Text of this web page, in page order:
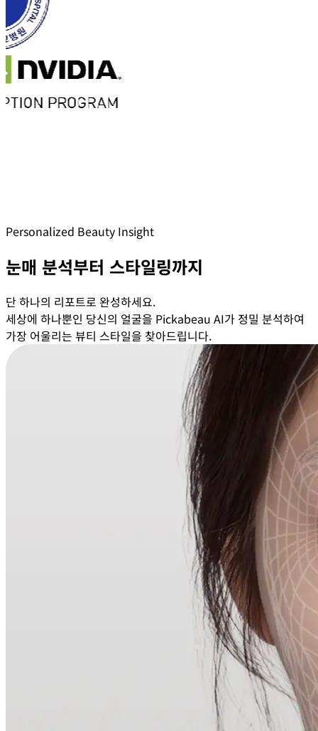
Personalized Beauty Insight
눈매 분석부터 스타일링까지
단 하나의 리포트로 완성하세요.
세상에 하나뿐인 당신의 얼굴을 Pickabeau AI가 정밀 분석하여
가장 어울리는 뷰티 스타일을 찾아드립니다.